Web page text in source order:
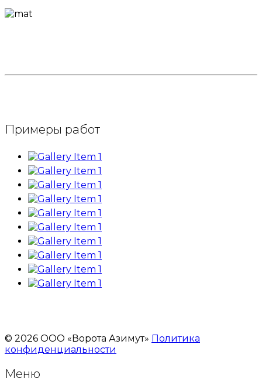
Примеры работ
© 2026 ООО «Ворота Азимут» Политика
конфиденциальности
Меню